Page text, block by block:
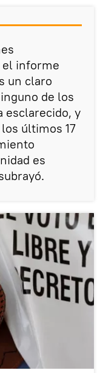
el informe
un claro
de los
esclarecido, y
últimos 17
es